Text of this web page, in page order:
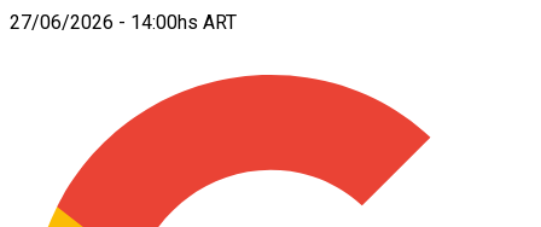
27/06/2026 - 14:00hs ART